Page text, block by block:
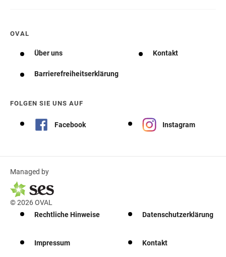
OVAL
Über uns Kontakt
Barrierefreiheitserklärung
FOLGEN SIE UNS AUF
Facebook Instagram
Managed by
© 2026 OVAL
Rechtliche Hinweise
Datenschutzerklärung
Impressum Kontakt